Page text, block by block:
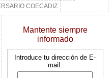
COECADIZ
Mantente siempre
informado
Introduce tu dirección de E-
mail: